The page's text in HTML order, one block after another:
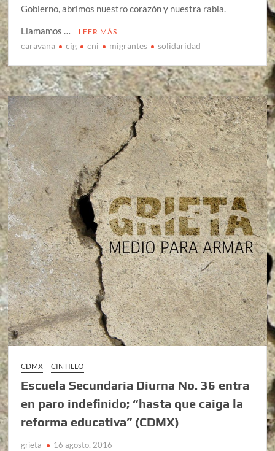
Gobierno, abrimos nuestro corazón y nuestra rabia.
Llamamos …
LEER MÁS
caravana cig cni migrantes solidaridad
CDMX CINTILLO
Escuela Secundaria Diurna No. 36 entra
en paro indefinido; “hasta que caiga la
reforma educativa” (CDMX)
grieta 16 agosto, 2016